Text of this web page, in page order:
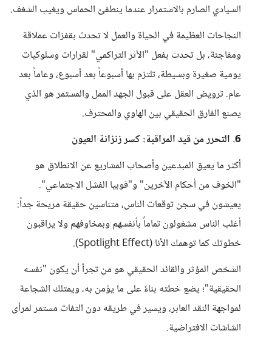
السيادي الصارم بالاستمرار عندما ينطفئ الحماس ويغيب الشغف.
النجاحات العظيمة في الحياة والعمل لا تحدث بقفزات عملاقة
ومفاجئة، بل تحدث بفعل "الأثر التراكمي" لقرارات وسلوكيات
يومية صغيرة وبسيطة، تلتزم بها أسبوعاً بعد أسبوع، وعاماً بعد
عام. ترويض العقل على قبول الجهد الممل والمستمر هو الذي
يصنع الفارق الحقيقي بين الهاوي والمحترف.
6. التحرر من قيد المراقبة: كسر زنزانة العيون
أكثر ما يعيق المبدعين وأصحاب المشاريع عن الانطلاق هو
"الخوف من أحكام الآخرين" و"فوبيا الفشل الاجتماعي".
يعيشون في سجن توقعات الناس، متناسين حقيقة مريحة جداً:
أغلب الناس مشغولون تماماً بأنفسهم وبمخاوفهم ولا يراقبون
خطوتك كما توهمك الأنا (Spotlight Effect).
الشخص المؤثر والقائد الحقيقي هو من تجرأ أن يكون "نفسه
الحقيقية"؛ يضع خطته بناءً على ما يؤمن به، ويمتلك الشجاعة
لمواجهة النقد العابر، ويسير في طريقه دون التفات مستمر لمرأى
الشاشات الافتراضية.